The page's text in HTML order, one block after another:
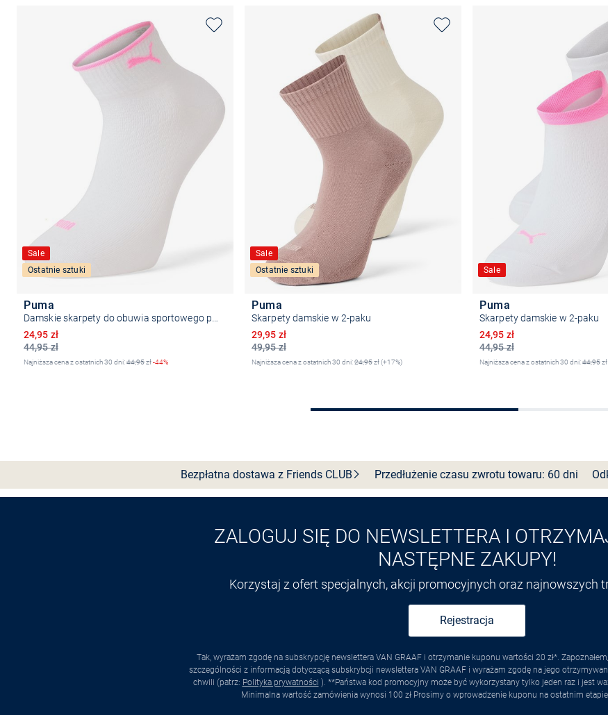
Sale
Ostatnie sztuki
Puma
44,95 zł
Obniżona cena
24,95 zł
Najniższa cena z ostatnich 30 dni:44,95zł-44%
Sale
Ostatnie sztuki
Puma
Skarpety damskie w 2-paku
49,95 zł
Obniżona cena
29,95 zł
Najniższa cena z ostatnich 30 dni:24,95zł (+17%)
Sale
Puma
Skarpety damskie w 2-paku
44,95 zł
Obniżona cena
24,95 zł
Najniższa cena z ostatnich 30 dni:44,95zł
Bezpłatna dostawa z FriendsCLUB Przedłużenie czasu zwrotu towaru: 60 dni
ZALOGUJ SIĘ DO NEWSLETTERA I
NASTĘPNE ZAKUPY!
Korzystaj z ofert specjalnych, akcji promocyjnych oraz najnowszych
Rejestracja
Tak, wyrażam zgodę na subskrypcję newslettera VAN GRAAF i otrzymanie kuponu wartości 20 zł*.
szczególności z informacją dotyczącą subskrybcji newslettera VAN GRAAF i wyrażam zgodę na jego
chwili (patrz: Polityka prywatności ). **Państwa kod promocyjny może być wykorzystany tylko jeden raz i jest
Minimalna wartość zamówienia wynosi 100 zł Prosimy o wprowadzenie kuponu na ostatnim etapie